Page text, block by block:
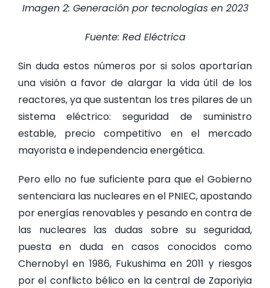
Imagen 2: Generación por tecnologías en 2023
Fuente: Red Eléctrica
Sin duda estos números por si solos aportarían
una visión a favor de alargar la vida útil de los
reactores, ya que sustentan los tres pilares de un
sistema eléctrico: seguridad de suministro
estable, precio competitivo en el mercado
mayorista e independencia energética.
Pero ello no fue suficiente para que el Gobierno
sentenciara las nucleares en el PNIEC, apostando
por energías renovables y pesando en contra de
las nucleares las dudas sobre su seguridad,
puesta en duda en casos conocidos como
Chernobyl en 1986, Fukushima en 2011 y riesgos
por el conflicto bélico en la central de Zaporiyia